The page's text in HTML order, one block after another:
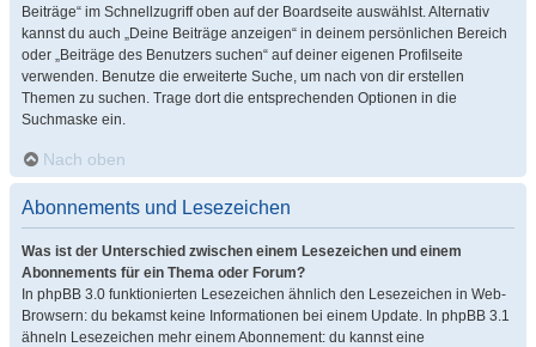
Beiträge“ im Schnellzugriff oben auf der Boardseite auswählst. Alternativ
kannst du auch „Deine Beiträge anzeigen“ in deinem persönlichen Bereich
oder „Beiträge des Benutzers suchen“ auf deiner eigenen Profilseite
verwenden. Benutze die erweiterte Suche, um nach von dir erstellen
Themen zu suchen. Trage dort die entsprechenden Optionen in die
Suchmaske ein.
Nach oben
Abonnements und Lesezeichen
Was ist der Unterschied zwischen einem Lesezeichen und einem
Abonnements für ein Thema oder Forum?
In phpBB 3.0 funktionierten Lesezeichen ähnlich den Lesezeichen in Web-
Browsern: du bekamst keine Informationen bei einem Update. In phpBB 3.1
ähneln Lesezeichen mehr einem Abonnement: du kannst eine